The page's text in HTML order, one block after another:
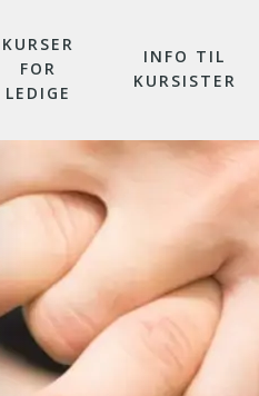
KURSER
FOR
LEDIGE
INFO TIL
KURSISTER